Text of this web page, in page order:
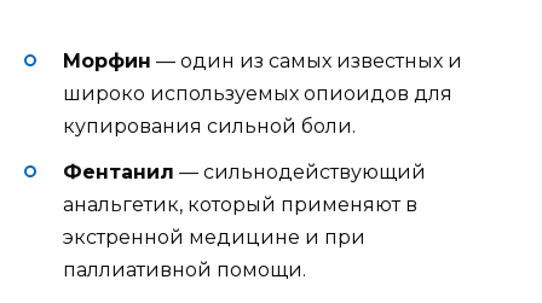
Морфин — один из самых известных и
широко используемых опиоидов для
купирования сильной боли.
Фентанил — сильнодействующий
анальгетик, который применяют в
экстренной медицине и при
паллиативной помощи.